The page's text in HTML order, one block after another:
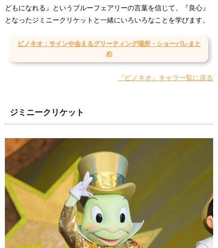
どもになれる』というブルーフェアリーの言葉を信じて、『良心』
となったジミニークリケットと一緒にいろいろなことを学びます。
ピノキオ：サインや会えるグリーティング場所・ショーパレまと
め
『ピノキオ』キャラ一覧に戻る
ジミニークリケット